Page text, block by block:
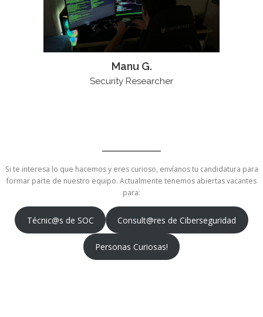
Manu G.
Security Researcher
Si te interesa lo que hacemos y eres curioso, envíanos tu candidatura para
formar parte de nuestro equipo. Actualmente tenemos abiertas vacantes
para:
Técnic@s de SOC Consult@res de Ciberseguridad
Personas Curiosas!